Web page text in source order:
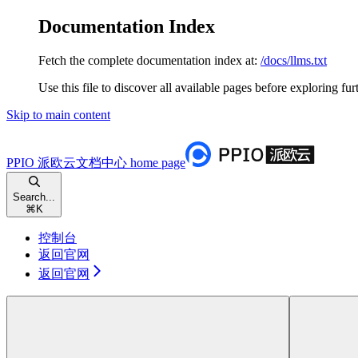
Documentation Index
Fetch the complete documentation index at: /docs/llms.txt
Use this file to discover all available pages before exploring
Skip to main content
PPIO 派欧云文档中心 home page
Search...
⌘ K
控制台
返回官网
返回官网